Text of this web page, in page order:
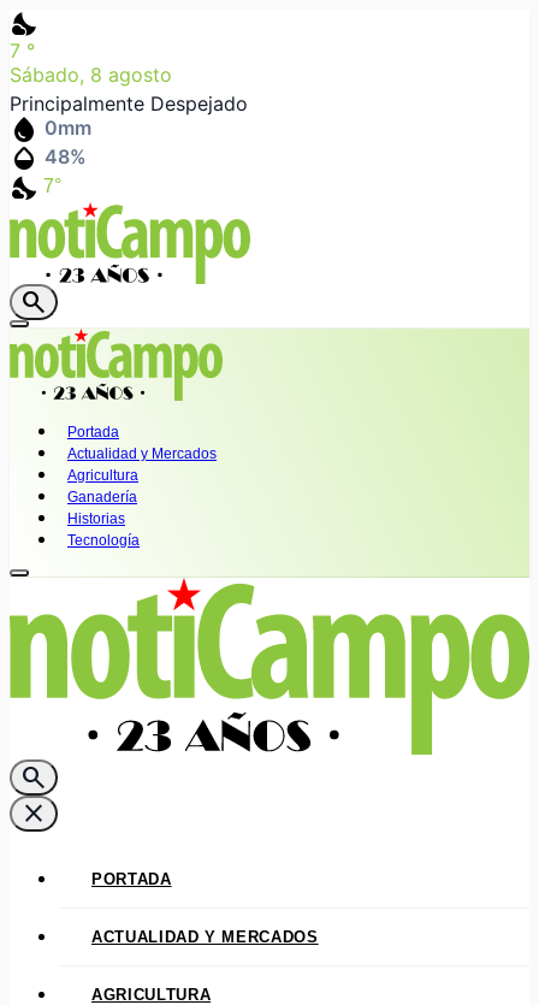
nights_stay
7 °
Sábado, 8 agosto
Principalmente Despejado
water_drop 0mm
humidity_mid 48%
nights_stay 7°
search
Portada
Actualidad y Mercados
Agricultura
Ganadería
Historias
Tecnología
search
close
PORTADA
ACTUALIDAD Y MERCADOS
AGRICULTURA